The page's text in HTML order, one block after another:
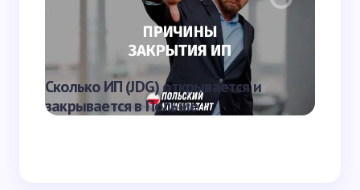
Отправить
Сколько ИП (JDG) открывается и
закрывается в Польше